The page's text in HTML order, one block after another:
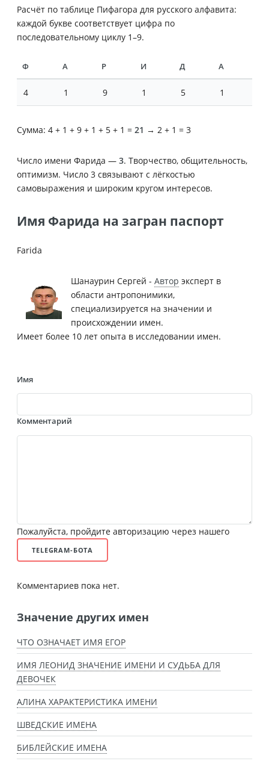
Расчёт по таблице Пифагора для русского алфавита:
каждой букве соответствует цифра по
последовательному циклу 1–9.
Ф А Р И Д А
4 1 9 1 5 1
Сумма: 4 + 1 + 9 + 1 + 5 + 1 = 21 → 2 + 1 = 3
Число имени Фарида — 3. Творчество, общительность,
оптимизм. Число 3 связывают с лёгкостью
самовыражения и широким кругом интересов.
Имя Фарида на загран паспорт
Farida
Шанаурин Сергей - Автор эксперт в
области антропонимики,
специализируется на значении и
происхождении имен.
Имеет более 10 лет опыта в исследовании имен.
Имя
Комментарий
Пожалуйста, пройдите авторизацию через нашего
TELEGRAM-БОТА
Комментариев пока нет.
Значение других имен
ЧТО ОЗНАЧАЕТ ИМЯ ЕГОР
ИМЯ ЛЕОНИД ЗНАЧЕНИЕ ИМЕНИ И СУДЬБА ДЛЯ
ДЕВОЧЕК
АЛИНА ХАРАКТЕРИСТИКА ИМЕНИ
ШВЕДСКИЕ ИМЕНА
БИБЛЕЙСКИЕ ИМЕНА